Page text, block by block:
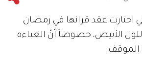
اختارت عقد قرانها في رمضان
الأبيض، خصوصاً أنّ العباءة
الموقف.